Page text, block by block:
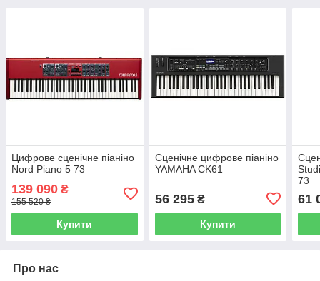
Цифрове сценічне піаніно
Nord Piano 5 73
139 090 ₴
155 520 ₴
Купити
Сценічне цифрове піаніно
YAMAHA CK61
56 295₴
Купити
73
61
Про нас